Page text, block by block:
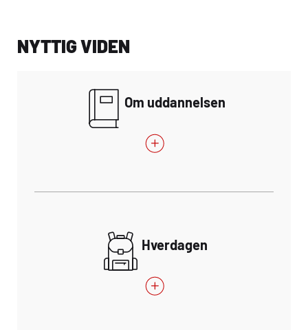
NYTTIG VIDEN
Om uddannelsen
Hverdagen